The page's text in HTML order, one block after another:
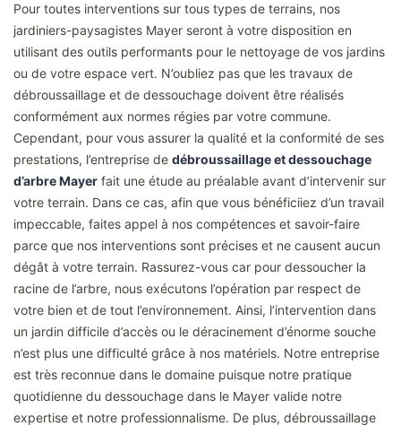
Pour toutes interventions sur tous types de terrains, nos
jardiniers-paysagistes Mayer seront à votre disposition en
utilisant des outils performants pour le nettoyage de vos jardins
ou de votre espace vert. N’oubliez pas que les travaux de
débroussaillage et de dessouchage doivent être réalisés
conformément aux normes régies par votre commune.
Cependant, pour vous assurer la qualité et la conformité de ses
prestations, l’entreprise de débroussaillage et dessouchage
d’arbre Mayer fait une étude au préalable avant d’intervenir sur
votre terrain. Dans ce cas, afin que vous bénéficiiez d’un travail
impeccable, faites appel à nos compétences et savoir-faire
parce que nos interventions sont précises et ne causent aucun
dégât à votre terrain. Rassurez-vous car pour dessoucher la
racine de l’arbre, nous exécutons l’opération par respect de
votre bien et de tout l’environnement. Ainsi, l’intervention dans
un jardin difficile d’accès ou le déracinement d’énorme souche
n’est plus une difficulté grâce à nos matériels. Notre entreprise
est très reconnue dans le domaine puisque notre pratique
quotidienne du dessouchage dans le Mayer valide notre
expertise et notre professionnalisme. De plus, débroussaillage